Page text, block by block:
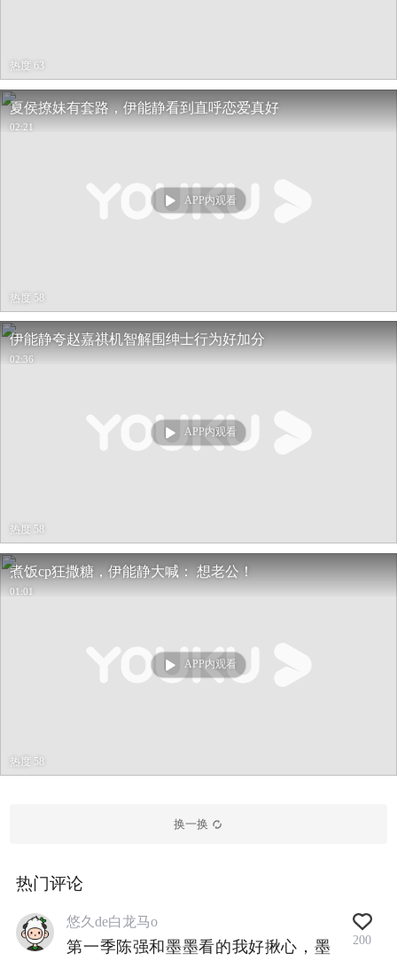
热度 63
夏侯撩妹有套路，伊能静看到直呼恋爱真好
02:21
APP内观看
热度 58
伊能静夸赵嘉祺机智解围绅士行为好加分
02:36
APP内观看
热度 58
煮饭cp狂撒糖，伊能静大喊： 想老公！
01:01
APP内观看
热度 58
换一换
热门评论
悠久de白龙马o
第一季陈强和墨墨看的我好揪心，墨 200